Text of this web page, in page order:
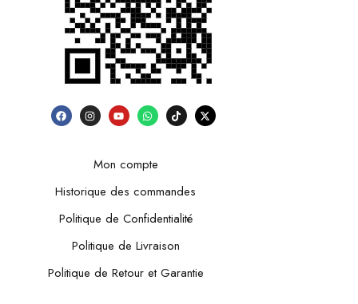
Mon compte
Historique des commandes
Politique de Confidentialité
Politique de Livraison
Politique de Retour et Garantie